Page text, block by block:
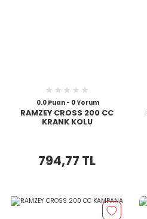
0.0 Puan - 0 Yorum
RAMZEY CROSS 200 CC
KRANK KOLU
794,77 TL